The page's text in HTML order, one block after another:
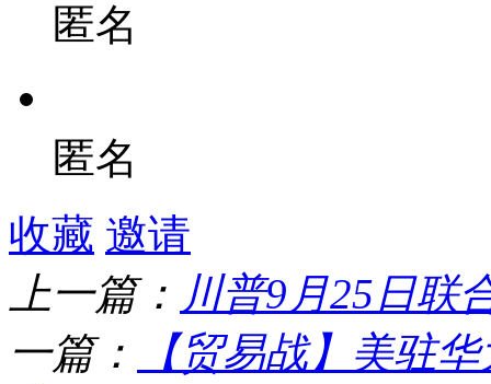
匿名
匿名
收藏 邀请
上一篇： 川普9月25日联
一篇：
【贸易战】美驻